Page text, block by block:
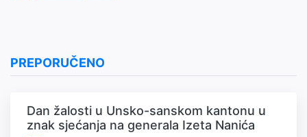
PREPORUČENO
Dan žalosti u Unsko-sanskom kantonu u
znak sjećanja na generala Izeta Nanića